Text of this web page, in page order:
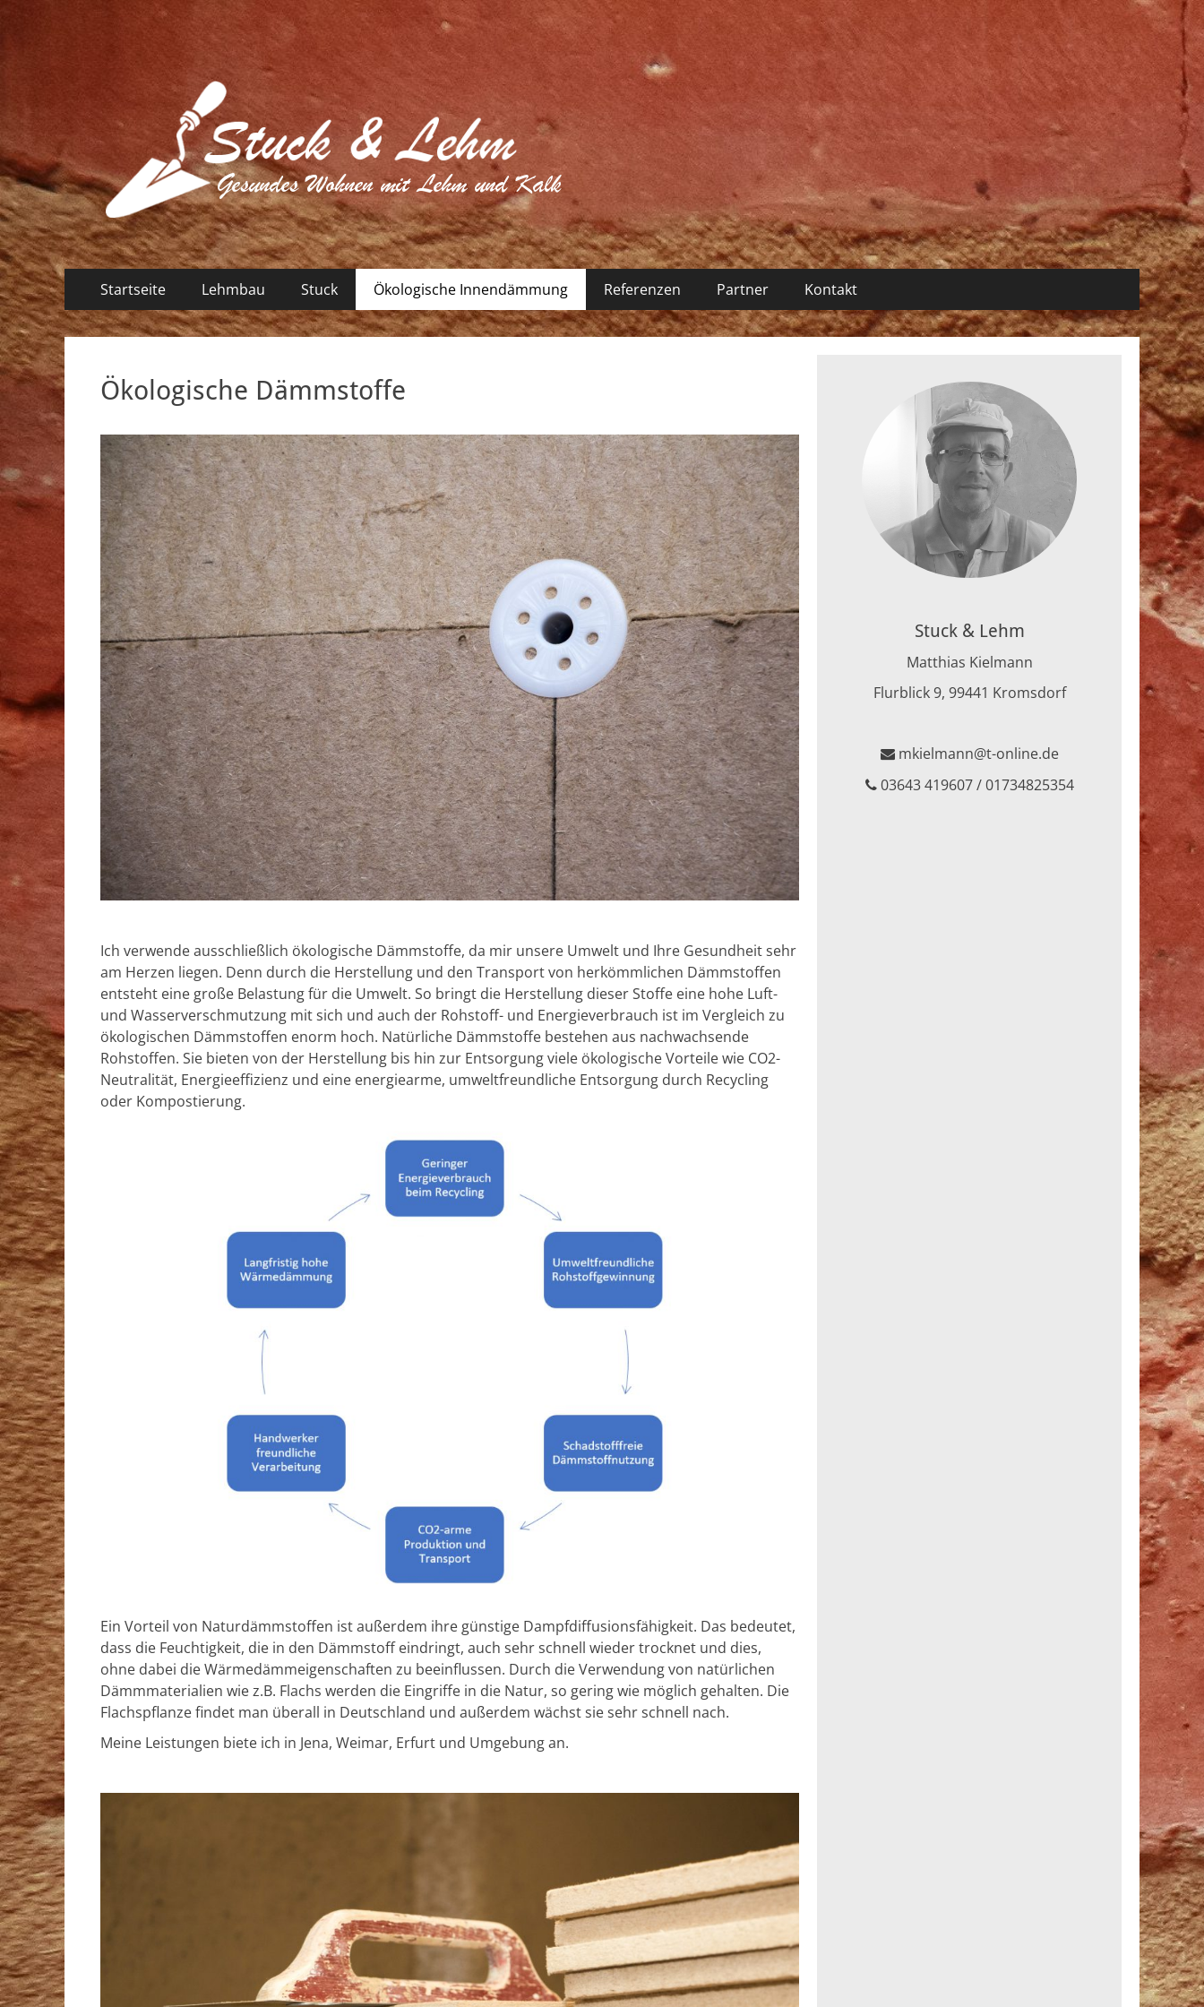
Primäres
Menü
Zum
Inhalt
springen
Startseite Lehmbau Stuck Ökologische Innendämmung Referenzen Partner Kontakt
Ökologische Dämmstoffe
Ich verwende ausschließlich ökologische Dämmstoffe, da mir unsere Umwelt und Ihre Gesundheit sehr
am Herzen liegen. Denn durch die Herstellung und den Transport von herkömmlichen Dämmstoffen
entsteht eine große Belastung für die Umwelt. So bringt die Herstellung dieser Stoffe eine hohe Luft-
und Wasserverschmutzung mit sich und auch der Rohstoff- und Energieverbrauch ist im Vergleich zu
ökologischen Dämmstoffen enorm hoch. Natürliche Dämmstoffe bestehen aus nachwachsende
Rohstoffen. Sie bieten von der Herstellung bis hin zur Entsorgung viele ökologische Vorteile wie CO2-
Neutralität, Energieeffizienz und eine energiearme, umweltfreundliche Entsorgung durch Recycling
oder Kompostierung.
Ein Vorteil von Naturdämmstoffen ist außerdem ihre günstige Dampfdiffusionsfähigkeit. Das bedeutet,
dass die Feuchtigkeit, die in den Dämmstoff eindringt, auch sehr schnell wieder trocknet und dies,
ohne dabei die Wärmedämmeigenschaften zu beeinflussen. Durch die Verwendung von natürlichen
Dämmmaterialien wie z.B. Flachs werden die Eingriffe in die Natur, so gering wie möglich gehalten. Die
Flachspflanze findet man überall in Deutschland und außerdem wächst sie sehr schnell nach.
Meine Leistungen biete ich in Jena, Weimar, Erfurt und Umgebung an.
Stuck & Lehm
Matthias Kielmann
Flurblick 9, 99441 Kromsdorf
mkielmann@t-online.de
03643 419607 / 01734825354